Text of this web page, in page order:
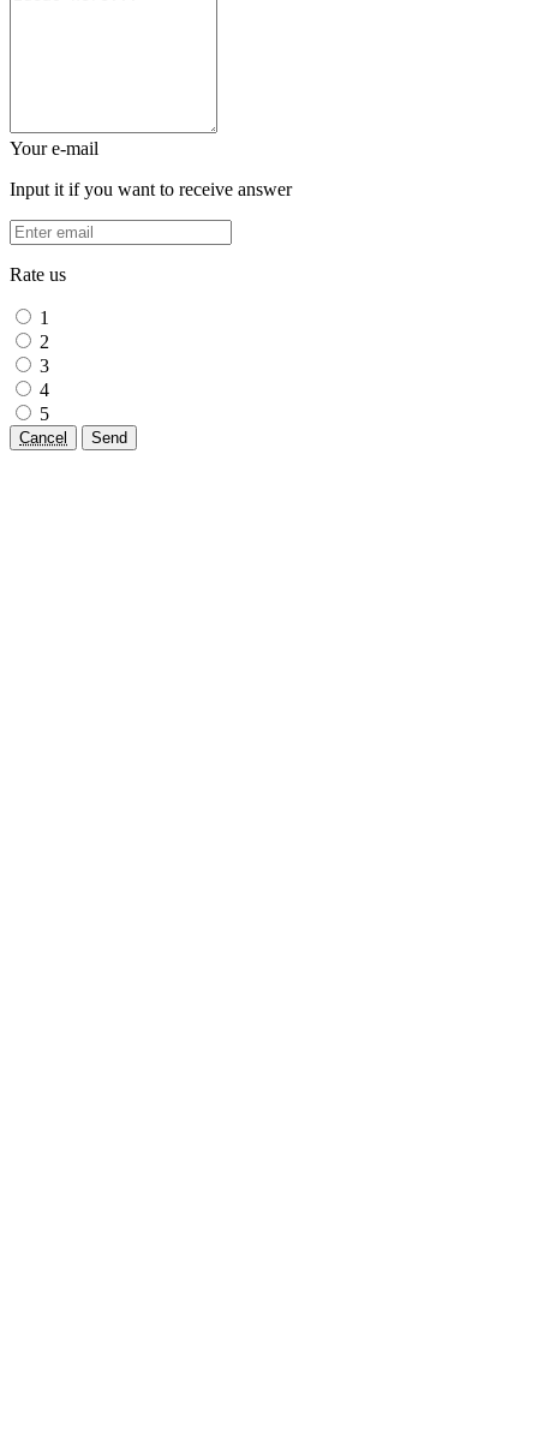
Your e-mail
Input it if you want to receive answer
Rate us
1
2
3
4
5
Cancel Send